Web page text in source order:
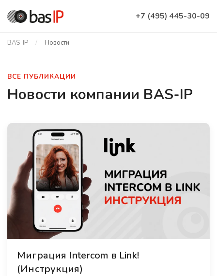
+7 (495) 445-30-09
BAS-IP Новости
ВСЕ ПУБЛИКАЦИИ
Новости компании BAS-IP
Миграция Intercom в Link!
(Инструкция)